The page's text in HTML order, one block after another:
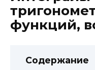
функций,
Содержание